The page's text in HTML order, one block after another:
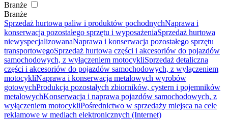
Branże
Branże
Sprzedaż hurtowa paliw i produktów pochodnychNaprawa i
konserwacja pozostałego sprzętu i wyposażeniaSprzedaż hurtowa
niewyspecjalizowanaNaprawa i konserwacja pozostałego sprzętu
transportowegoSprzedaż hurtowa części i akcesoriów do pojazdów
samochodowych, z wyłączeniem motocykliSprzedaż detaliczna
części i akcesoriów do pojazdów samochodowych, z wyłączeniem
motocykliNaprawa i konserwacja metalowych wyrobów
gotowychProdukcja pozostałych zbiorników, cystern i pojemników
metalowychKonserwacja i naprawa pojazdów samochodowych, z
wyłączeniem motocykliPośrednictwo w sprzedaży miejsca na cele
reklamowe w mediach elektronicznych (Internet)